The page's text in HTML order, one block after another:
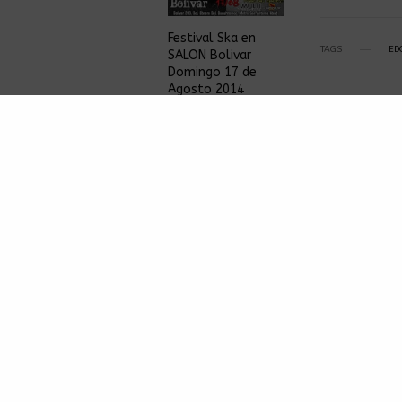
Festival Ska en
SALON Bolivar
Domingo 17 de
Agosto 2014
TAGS